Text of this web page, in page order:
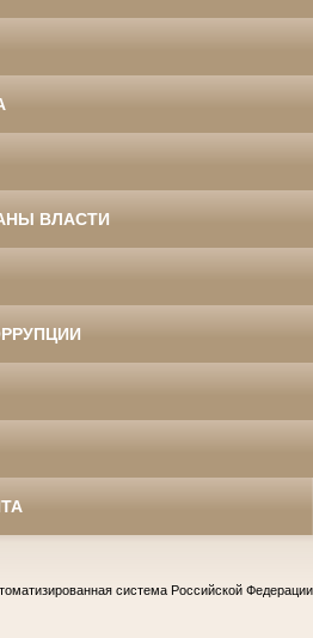
ВЛАСТИ
система Российской